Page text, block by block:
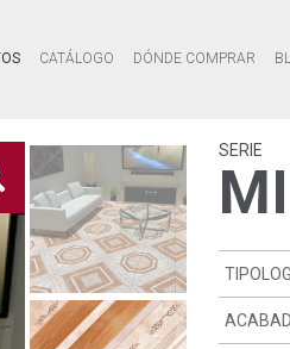
CATÁLOGO DÓNDE COMPRAR
SERIE